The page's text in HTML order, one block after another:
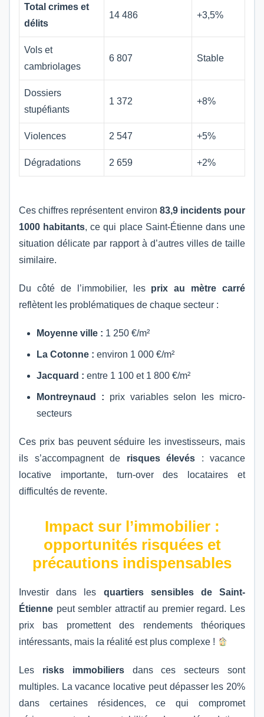
Total crimes et
délits
14 486 +3,5%
Vols et
cambriolages
6 807 Stable
Dossiers
stupéfiants
1 372 +8%
Violences 2 547 +5%
Dégradations 2 659 +2%
Ces chiffres représentent environ 83,9 incidents pour
1000 habitants, ce qui place Saint-Étienne dans une
situation délicate par rapport à d’autres villes de taille
similaire.
Du côté de l’immobilier, les prix au mètre carré
reflètent les problématiques de chaque secteur :
Moyenne ville : 1 250 €/m²
La Cotonne : environ 1 000 €/m²
Jacquard : entre 1 100 et 1 800 €/m²
Montreynaud : prix variables selon les micro-
secteurs
Ces prix bas peuvent séduire les investisseurs, mais
ils s’accompagnent de risques élevés : vacance
locative importante, turn-over des locataires et
difficultés de revente.
Impact sur l’immobilier :
opportunités risquées et
précautions indispensables
Investir dans les quartiers sensibles de Saint-
Étienne peut sembler attractif au premier regard. Les
prix bas promettent des rendements théoriques
intéressants, mais la réalité est plus complexe !
Les risks immobiliersdans ces secteurs sont
multiples. La vacance locative peut dépasser les 20%
dans certaines résidences, ce qui compromet